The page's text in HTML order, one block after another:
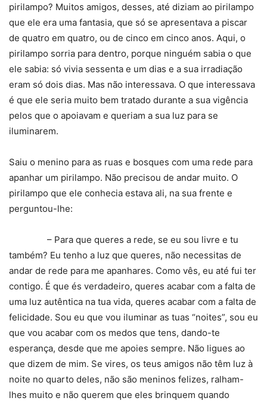
pirilampo? Muitos amigos, desses, até diziam ao pirilampo
que ele era uma fantasia, que só se apresentava a piscar
de quatro em quatro, ou de cinco em cinco anos. Aqui, o
pirilampo sorria para dentro, porque ninguém sabia o que
ele sabia: só vivia sessenta e um dias e a sua irradiação
eram só dois dias. Mas não interessava. O que interessava
é que ele seria muito bem tratado durante a sua vigência
pelos que o apoiavam e queriam a sua luz para se
iluminarem.
Saiu o menino para as ruas e bosques com uma rede para
apanhar um pirilampo. Não precisou de andar muito. O
pirilampo que ele conhecia estava ali, na sua frente e
perguntou-lhe:
– Para que queres a rede, se eu sou livre e tu
também? Eu tenho a luz que queres, não necessitas de
andar de rede para me apanhares. Como vês, eu até fui ter
contigo. É que és verdadeiro, queres acabar com a falta de
uma luz autêntica na tua vida, queres acabar com a falta de
felicidade. Sou eu que vou iluminar as tuas “noites”, sou eu
que vou acabar com os medos que tens, dando-te
esperança, desde que me apoies sempre. Não ligues ao
que dizem de mim. Se vires, os teus amigos não têm luz à
noite no quarto deles, não são meninos felizes, ralham-
lhes muito e não querem que eles brinquem quando